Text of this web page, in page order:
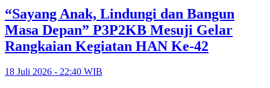
“Sayang Anak, Lindungi dan Bangun
Masa Depan” P3P2KB Mesuji Gelar
Rangkaian Kegiatan HAN Ke-42
18 Juli 2026 - 22:40 WIB